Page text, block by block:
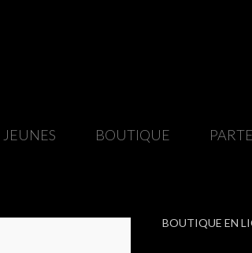
JEUNES BOUTIQUE
BOUTIQUE EN